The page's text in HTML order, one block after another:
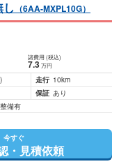
（6AA-MXPL10G）
諸費用 (税込)
7.3 万円
走行 10km
保証 あり
備有
今すぐ
・見積依頼